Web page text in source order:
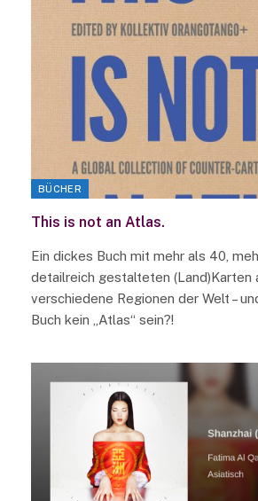
BÜCHER
This is not an Atlas.
Ein dickes Buch mit mehr als 40,
detailreich gestalteten (Land)Karten
verschiedene Regionen der Welt –
Buch kein „Atlas“ sein?!